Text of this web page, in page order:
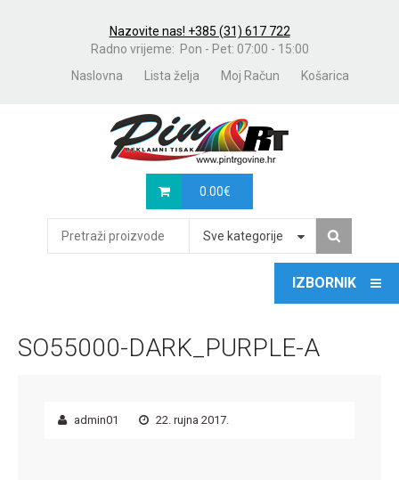
Nazovite nas! +385 (31) 617 722
Radno vrijeme: Pon - Pet: 07:00 - 15:00
Naslovna
Lista želja Moj Račun Košarica
0.00€
Sve kategorije
SO55000-DARK_PURPLE-A
admin01 22. rujna 2017.